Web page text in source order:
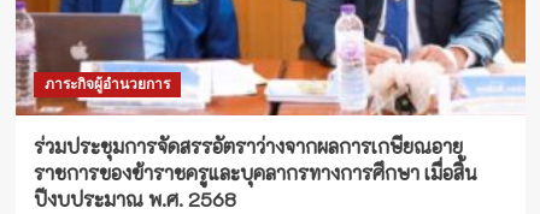
ภาระกิจผู้อำนวยการ
ร่วมประชุมการจัดสรรอัตราว่างจากผลการเกษียณอายุ
ราชการของข้าราชครูและบุคลากรทางการศึกษา เมื่อสิ้น
ปีงบประมาณ พ.ศ. 2568